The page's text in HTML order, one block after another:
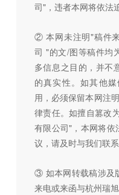
司"，违者本网将依法
② 本网未注明"稿件
司 "的文/图等稿件均
多信息之目的，并不
的真实性。如其他
用，必须保留本网注
律责任。如擅自篡改
有限公司"，本网将依
议，请及时与我们联系
③ 如本网转载稿涉及
来电或来函与杭州瑞